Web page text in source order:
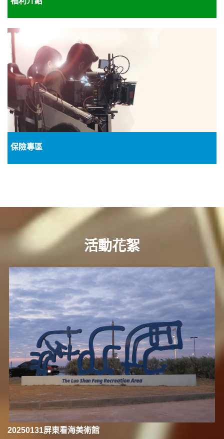
保險專區
活動花絮
20250131屏東看海美術館